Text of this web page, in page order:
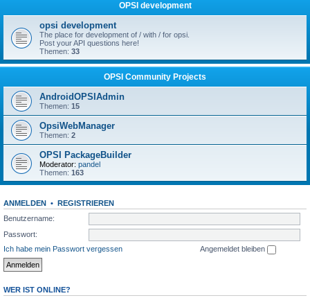
OPSI development
opsi development
The place for development of / with / for opsi.
Post your API questions here!
Themen: 33
OPSI Community Projects
AndroidOPSIAdmin
Themen: 15
OpsiWebManager
Themen: 2
OPSI PackageBuilder
Moderator: pandel
Themen: 163
ANMELDEN • REGISTRIEREN
Benutzername:
Passwort:
Ich habe mein Passwort vergessen
Angemeldet bleiben
WER IST ONLINE?